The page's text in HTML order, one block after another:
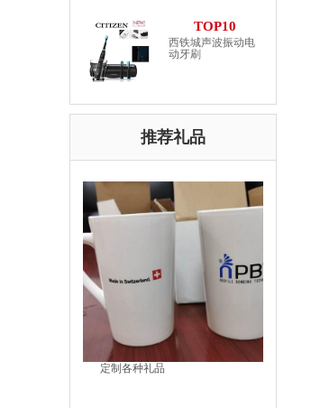
TOP10
西铁城声波振动电
动牙刷
推荐礼品
定制各种礼品